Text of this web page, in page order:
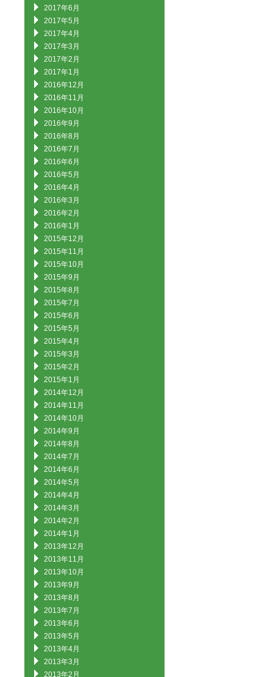
2017年6月
2017年5月
2017年4月
2017年3月
2017年2月
2017年1月
2016年12月
2016年11月
2016年10月
2016年9月
2016年8月
2016年7月
2016年6月
2016年5月
2016年4月
2016年3月
2016年2月
2016年1月
2015年12月
2015年11月
2015年10月
2015年9月
2015年8月
2015年7月
2015年6月
2015年5月
2015年4月
2015年3月
2015年2月
2015年1月
2014年12月
2014年11月
2014年10月
2014年9月
2014年8月
2014年7月
2014年6月
2014年5月
2014年4月
2014年3月
2014年2月
2014年1月
2013年12月
2013年11月
2013年10月
2013年9月
2013年8月
2013年7月
2013年6月
2013年5月
2013年4月
2013年3月
2013年2月